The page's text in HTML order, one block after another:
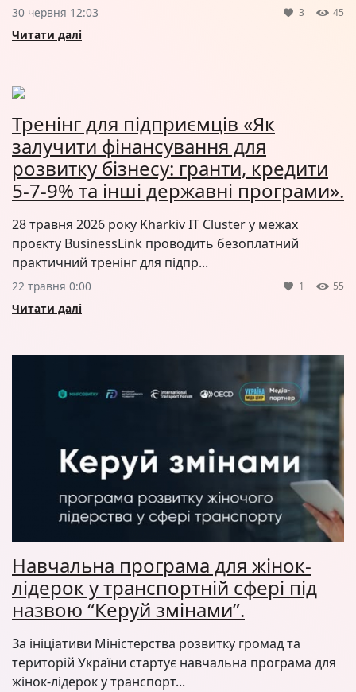
30 червня 12:03 3 45
Читати далі
Тренінг для підприємців «Як
залучити фінансування для
розвитку бізнесу: гранти, кредити
5-7-9% та інші державні програми».
28 травня 2026 року Kharkiv IT Cluster у межах
проєкту BusinessLink проводить безоплатний
практичний тренінг для підпр...
22 травня 0:00 1 55
Читати далі
Навчальна програма для жінок-
лідерок у транспортній сфері під
назвою “Керуй змінами”.
За ініціативи Міністерства розвитку громад та
територій України стартує навчальна програма для
жінок-лідерок у транспорт...